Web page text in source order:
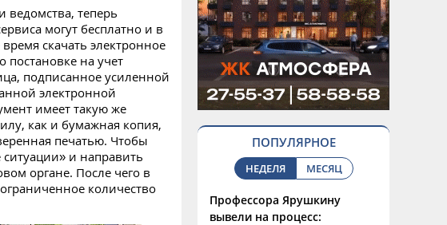
теперь
могут бесплатно и в
скачать электронное
постановке на учет
подписанное усиленной
электронной
имеет такую же
как и бумажная копия,
печатью. Чтобы
и направить
органе. После чего в
количество
ПОПУЛЯРНОЕ
НЕДЕЛЯ МЕСЯЦ
Профессора Ярушкину
вывели на процесс: